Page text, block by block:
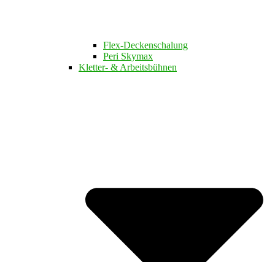
Flex-Deckenschalung
Peri Skymax
Kletter- & Arbeitsbühnen